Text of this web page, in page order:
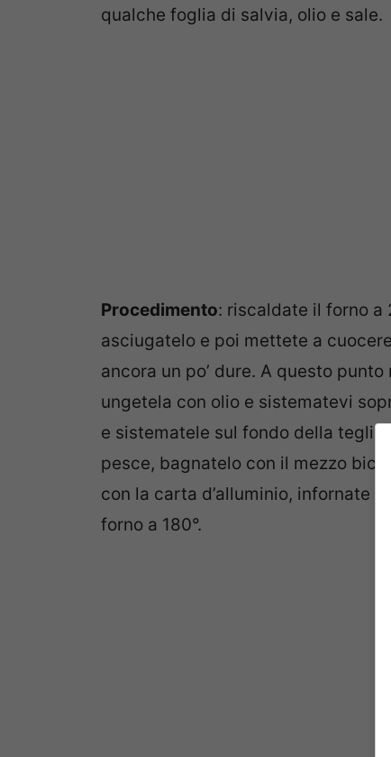
qualche foglia di salvia, olio e sale.
Procedimento: riscaldate il forno a
asciugatelo e poi mettete a
ancora un po’ dure. A questo
ungetela con olio e sistematevi
e sistematele sul fondo della
pesce, bagnatelo con il mezzo
con la carta d’alluminio, infornate
forno a 180°.